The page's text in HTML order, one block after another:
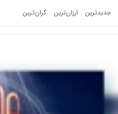
جدیدترین ارزان‌ترین گران‌ترین